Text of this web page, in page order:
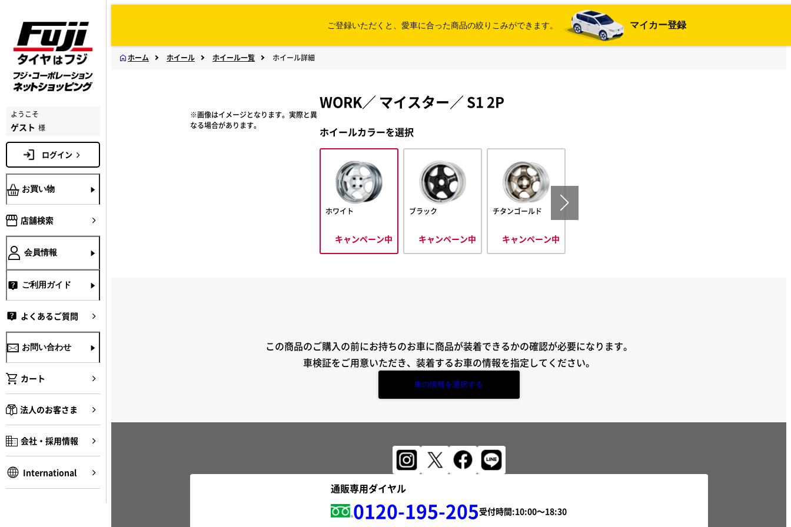
ようこそ
ゲスト 様
ログイン
お買い物
店舗検索
会員情報
ご利用ガイド
よくあるご質問
お問い合わせ
カート
法人のお客さま
会社・採用情報
International
ご登録いただくと、愛車に合った商品の絞りこみができます。 マイカー登録
ホーム ホイール ホイール一覧 ホイール詳細
※画像はイメージとなります。実際と異
なる場合があります。
WORK／ マイスター／S1 2P
ホイールカラーを選択
ホワイト
キャンペーン中
ブラック
キャンペーン中
チタンゴールド
キャンペーン中
この商品のご購入の前にお持ちのお車に商品が装着できるかの確認が必要になります。
車検証をご用意いただき、装着するお車の情報を指定してください。
車の情報を選択する
通販専用ダイヤル
0120-195-205受付時間: